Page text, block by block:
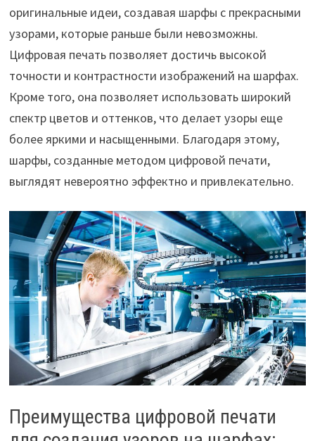
оригинальные идеи, создавая шарфы с прекрасными
узорами, которые раньше были невозможны.
Цифровая печать позволяет достичь высокой
точности и контрастности изображений на шарфах.
Кроме того, она позволяет использовать широкий
спектр цветов и оттенков, что делает узоры еще
более яркими и насыщенными. Благодаря этому,
шарфы, созданные методом цифровой печати,
выглядят невероятно эффектно и привлекательно.
Преимущества цифровой печати